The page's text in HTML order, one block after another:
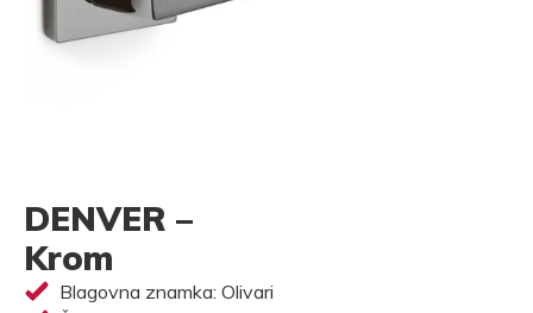
DENVER –
Krom
Blagovna znamka: Olivari